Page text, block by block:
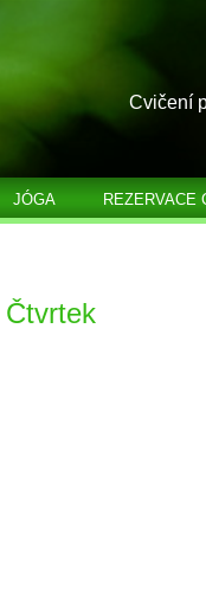
Cvičení
JÓGA REZERVACE